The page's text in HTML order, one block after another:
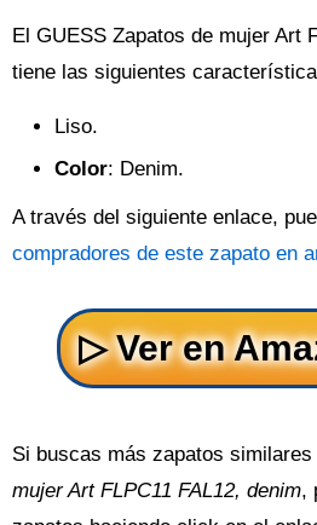
El GUESS Zapatos de mujer Art
tiene las siguientes
Liso.
Color: Denim.
A través del siguiente enlace,
compradores de este zapato en
Si buscas más zapatos similares
mujer Art FLPC11 FAL12, denim,